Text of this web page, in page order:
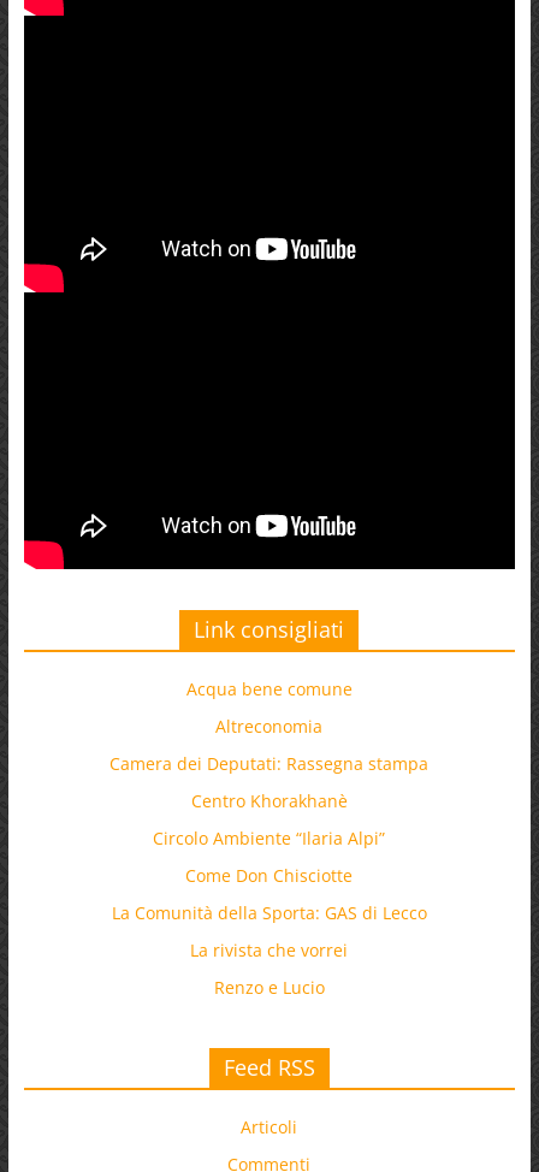
Link consigliati
Acqua bene comune
Altreconomia
Camera dei Deputati: Rassegna stampa
Centro Khorakhanè
Circolo Ambiente “Ilaria Alpi”
Come Don Chisciotte
La Comunità della Sporta: GAS di Lecco
La rivista che vorrei
Renzo e Lucio
Feed RSS
Articoli
Commenti